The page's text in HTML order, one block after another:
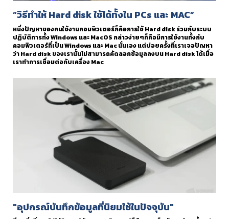
“วิธีทำให้ Hard disk ใช้ได้ทั้งใน PCs และ MAC”
หนึ่งปัญหาของคนใช้งานคอมพิวเตอร์ก็คือการใช้ Hard disk ร่วมกับระบบ
ปฏิบัติการทั้ง Windows และ MacOS กล่าวง่ายๆก็คือมีการใช้งานทั้งกับ
คอมพิวเตอร์ที่เป็น Windows และ Mac นั่นเอง แต่บ่อยครั้งที่เราเจอปัญหา
ว่า Hard disk ของเรานั้นไม่สามารถคัดลอกข้อมูลลงบน Hard disk ได้เมื่อ
เราทำการเชื่อมต่อกับเครื่อง Mac
"อุปกรณ์บันทึกข้อมูลที่นิยมใช้ในปัจจุบัน"